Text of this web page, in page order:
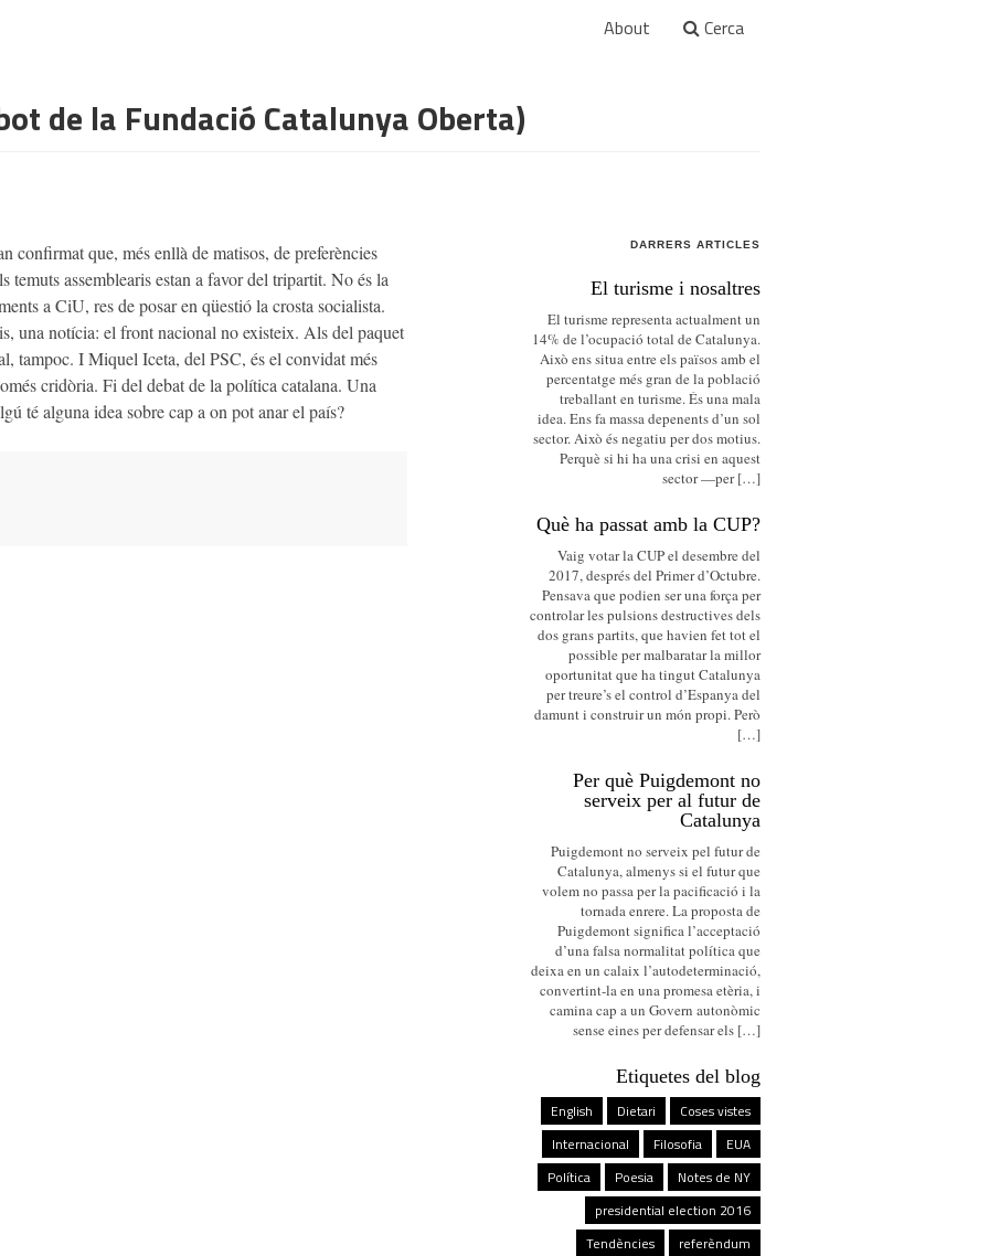
About Cerca
de la Fundació Catalunya Oberta)
confirmat que, més enllà de matisos, de preferències
temuts assemblearis estan a favor del tripartit. No és la
a CiU, res de posar en qüestió la crosta socialista.
una notícia: el front nacional no existeix. Als del paquet
tampoc. I Miquel Iceta, del PSC, és el convidat més
cridòria. Fi del debat de la política catalana. Una
té alguna idea sobre cap a on pot anar el país?
DARRERS ARTICLES
El turisme i nosaltres
El turisme representa actualment un
14% de l’ocupació total de Catalunya.
Això ens situa entre els països amb el
percentatge més gran de la població
treballant en turisme. És una mala
idea. Ens fa massa depenents d’un sol
sector. Això és negatiu per dos motius.
Perquè si hi ha una crisi en aquest
sector —per […]
Què ha passat amb la CUP?
Vaig votar la CUP el desembre del
2017, després del Primer d’Octubre.
Pensava que podien ser una força per
controlar les pulsions destructives dels
dos grans partits, que havien fet tot el
possible per malbaratar la millor
oportunitat que ha tingut Catalunya
per treure’s el control d’Espanya del
damunt i construir un món propi. Però
[…]
Per què Puigdemont no
serveix per al futur de
Catalunya
Puigdemont no serveix pel futur de
Catalunya, almenys si el futur que
volem no passa per la pacificació i la
tornada enrere. La proposta de
Puigdemont significa l’acceptació
d’una falsa normalitat política que
deixa en un calaix l’autodeterminació,
convertint-la en una promesa etèria, i
camina cap a un Govern autonòmic
sense eines per defensar els […]
Etiquetes del blog
Coses vistes
Dietari
English
EUA
Filosofia
Internacional
Notes de NY
Poesia
Política
presidential election 2016
referèndum
Tendències